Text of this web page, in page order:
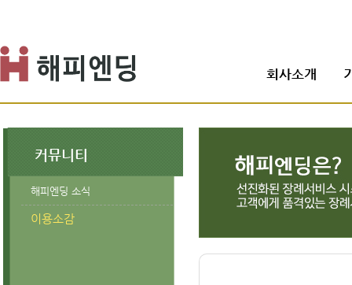
회사소개
커뮤니티
해피엔딩 소식
이용소감